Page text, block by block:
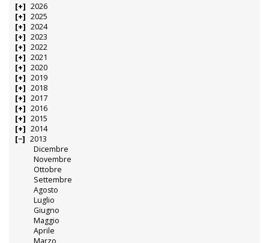
2026
2025
2024
2023
2022
2021
2020
2019
2018
2017
2016
2015
2014
2013
Dicembre
Novembre
Ottobre
Settembre
Agosto
Luglio
Giugno
Maggio
Aprile
Marzo